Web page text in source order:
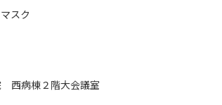
スク
西病棟２階大会議室